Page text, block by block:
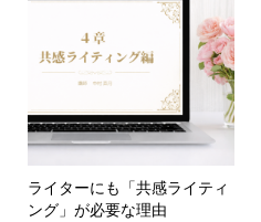
ライターにも「共感ライティ
ング」が必要な理由